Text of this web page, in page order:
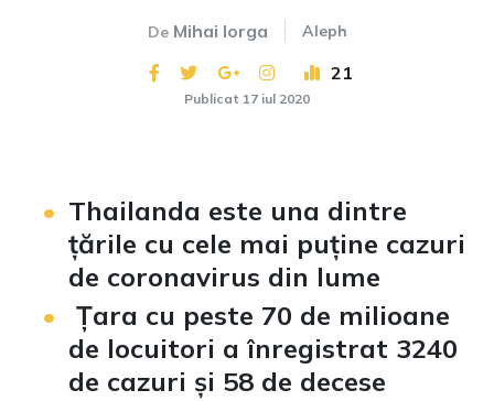
De Mihai Iorga Aleph
21
Publicat 17 iul 2020
Thailanda este una dintre
țările cu cele mai puține cazuri
de coronavirus din lume
Țara cu peste 70 de milioane
de locuitori a înregistrat 3240
de cazuri și 58 de decese